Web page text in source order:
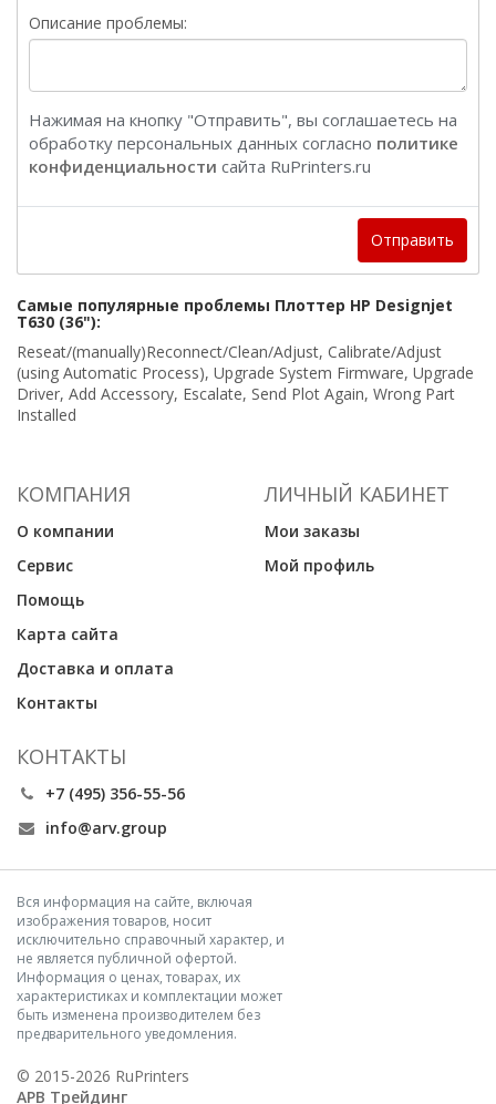
Описание проблемы:
Нажимая на кнопку "Отправить", вы соглашаетесь на
обработку персональных данных согласно политике
конфиденциальности сайта RuPrinters.ru
Отправить
Самые популярные проблемы Плоттер HP Designjet
T630 (36"):
Reseat/(manually)Reconnect/Clean/Adjust, Calibrate/Adjust
(using Automatic Process), Upgrade System Firmware, Upgrade
Driver, Add Accessory, Escalate, Send Plot Again, Wrong Part
Installed
КОМПАНИЯ
О компании
Сервис
Помощь
Карта сайта
Доставка и оплата
Контакты
ЛИЧНЫЙ КАБИНЕТ
Мои заказы
Мой профиль
КОНТАКТЫ
+7 (495) 356-55-56
info@arv.group
Вся информация на сайте, включая
изображения товаров, носит
исключительно справочный характер, и
не является публичной офертой.
Информация о ценах, товарах, их
характеристиках и комплектации может
быть изменена производителем без
предварительного уведомления.
© 2015-2026 RuPrinters
АРВ Трейдинг